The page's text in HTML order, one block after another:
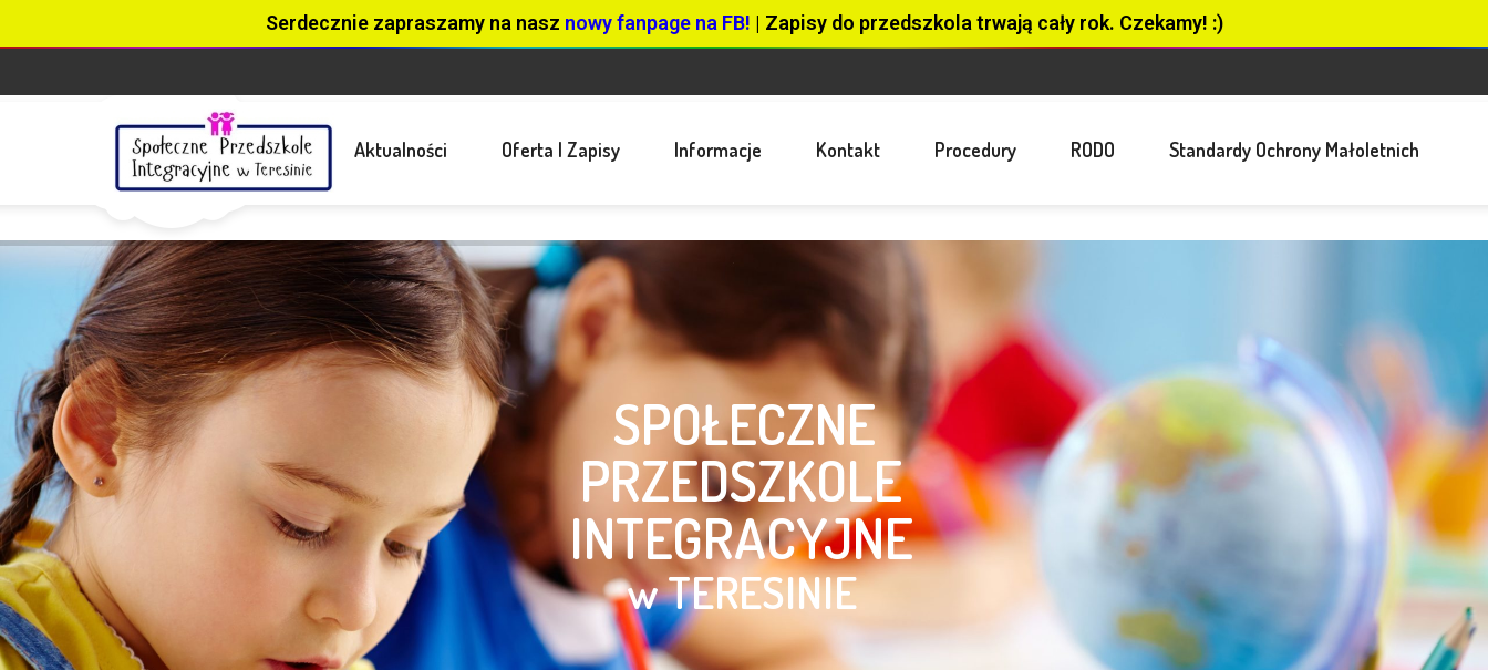
Serdecznie zapraszamy na nasz nowy fanpage na FB! | Zapisy do przedszkola trwają cały rok. Czekamy! :)
Aktualności Oferta I Zapisy Informacje Kontakt Procedury RODO Standardy Ochrony Małoletnich